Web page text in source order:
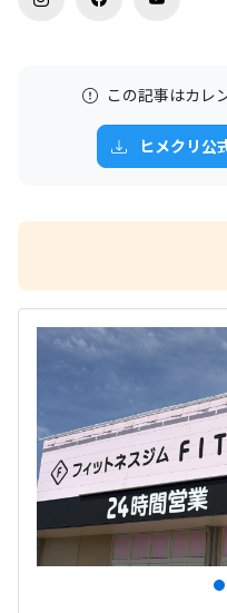
この記事はカレ
ヒメクリ公